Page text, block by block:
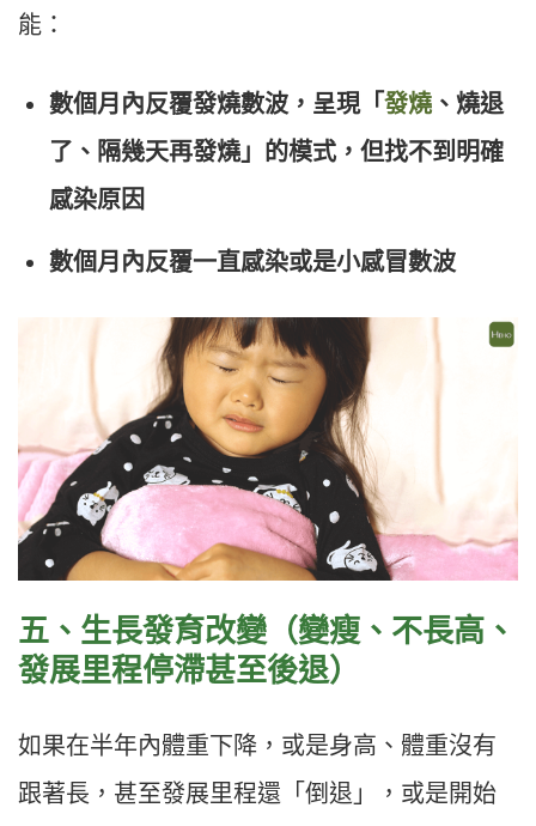
能：
數個月內反覆發燒數波，呈現「發燒 、燒退
了、隔幾天再發燒」的模式，但找不到明確
感染原因
數個月內反覆一直感染或是小感冒數波
五、生長發育改變（變瘦、不長高、
發展里程停滯甚至後退）
如果在半年內體重下降，或是身高、體重沒有
跟著長，甚至發展里程還「倒退」，或是開始